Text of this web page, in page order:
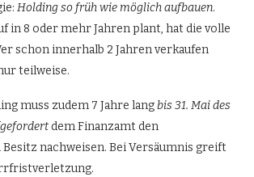
Holding so früh wie möglich aufbauen.
in 8 oder mehr Jahren plant, hat die volle
schon innerhalb 2 Jahren verkaufen
teilweise.
muss zudem 7 Jahre langbis 31. Mai des
dem Finanzamt den
nachweisen. Bei Versäumnis greift